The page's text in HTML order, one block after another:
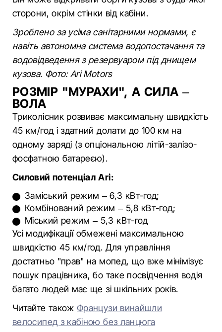
сторони, окрім стінки від кабіни.
Зроблено за усіма санітарними нормами, є
навіть автономна система водопостачання та
водовідведення з резервуаром під днищем
кузова. Фото: Ari Motors
РОЗМІР "МУРАХИ", А СИЛА –
ВОЛА
Триколісник розвиває максимальну швидкість
45 км/год і здатний долати до 100 км на
одному заряді (з опціональною літій-залізо-
фосфатною батареєю).
Силовий потенціал Ari:
Заміський режим – 6,3 кВт-год;
Комбінований режим – 5,8 кВт-год;
Міський режим – 5,3 кВт-год
Усі модифікації обмежені максимальною
швидкістю 45 км/год. Для управління
достатньо "прав" на мопед, що вже мінімізує
пошук працівника, бо таке посвідчення водія
багато людей має ще зі шкільних років.
Читайте такожФранцузи винайшли
велосипед з кабіною без ланцюга